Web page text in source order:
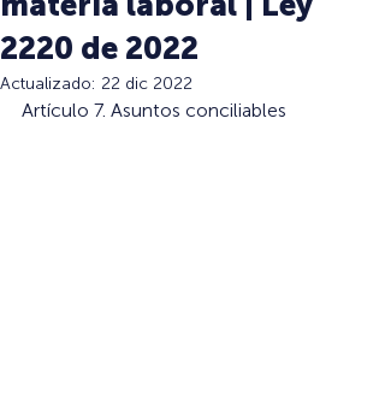
2220 de 2022
Actualizado: 22 dic 2022
Artículo 7. Asuntos conciliables